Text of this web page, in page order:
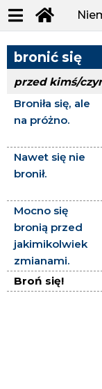
bronić się
przed kimś/
Broniła się, ale
na próżno.
Nawet się nie
bronił.
Mocno się
bronią przed
jakimikolwiek
zmianami.
Broń się!